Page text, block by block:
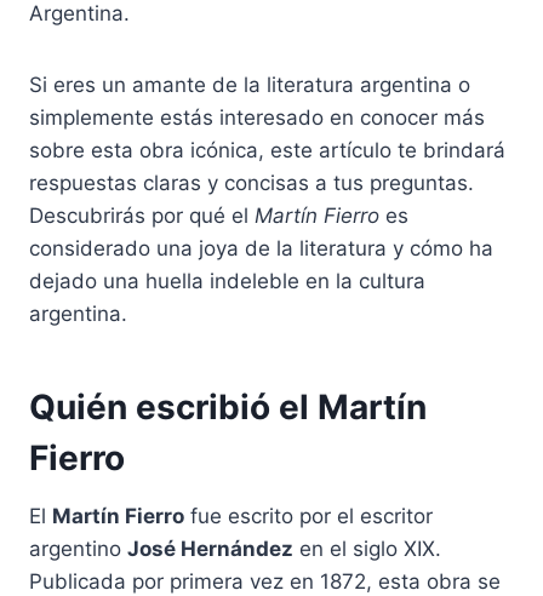
Argentina.
Si eres un amante de la literatura argentina o
simplemente estás interesado en conocer más
sobre esta obra icónica, este artículo te brindará
respuestas claras y concisas a tus preguntas.
Descubrirás por qué el Martín Fierro es
considerado una joya de la literatura y cómo ha
dejado una huella indeleble en la cultura
argentina.
Quién escribió el Martín
Fierro
El Martín Fierro fue escrito por el escritor
argentino José Hernández en el siglo XIX.
Publicada por primera vez en 1872, esta obra se